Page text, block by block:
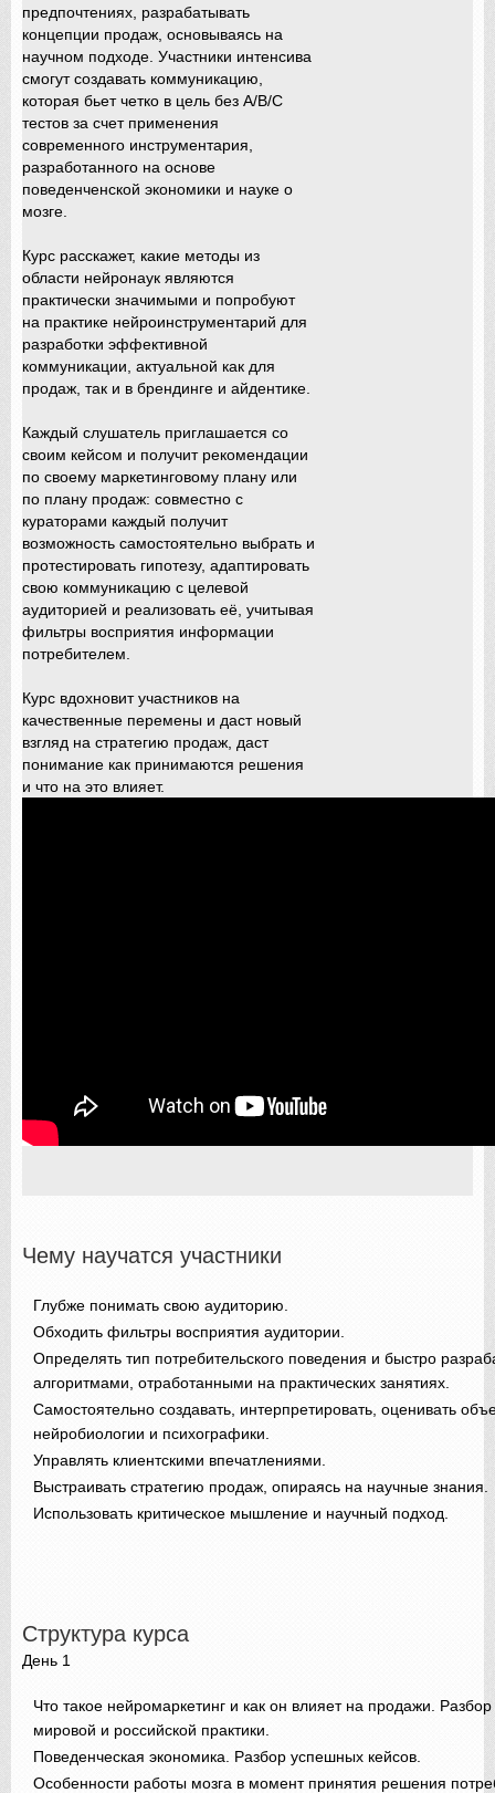
предпочтениях, разрабатывать
концепции продаж, основываясь на
научном подходе. Участники интенсива
смогут создавать коммуникацию,
которая бьет четко в цель без А/B/С
тестов за счет применения
современного инструментария,
разработанного на основе
поведенченской экономики и науке о
мозге.
Курс расскажет, какие методы из
области нейронаук являются
практически значимыми и попробуют
на практике нейроинструментарий для
разработки эффективной
коммуникации, актуальной как для
продаж, так и в брендинге и айдентике.
Каждый слушатель приглашается со
своим кейсом и получит рекомендации
по своему маркетинговому плану или
по плану продаж: совместно с
кураторами каждый получит
возможность самостоятельно выбрать и
протестировать гипотезу, адаптировать
свою коммуникацию с целевой
аудиторией и реализовать её, учитывая
фильтры восприятия информации
потребителем.
Курс вдохновит участников на
качественные перемены и даст новый
взгляд на стратегию продаж, даст
понимание как принимаются решения
и что на это влияет.
Чему научатся участники
Глубже понимать свою аудиторию.
Обходить фильтры восприятия аудитории.
Определять тип потребительского поведения и быстро
алгоритмами, отработанными на практических занятиях.
Самостоятельно создавать, интерпретировать, оценивать
нейробиологии и психографики.
Управлять клиентскими впечатлениями.
Выстраивать стратегию продаж, опираясь на научные знания.
Использовать критическое мышление и научный подход.
Структура курса
День 1
Что такое нейромаркетинг и как он влияет на продажи. Разбор
мировой и российской практики.
Поведенческая экономика. Разбор успешных кейсов.
Особенности работы мозга в момент принятия решения